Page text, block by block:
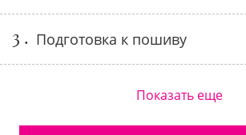
3 . Подготовка к пошиву
Показать еще